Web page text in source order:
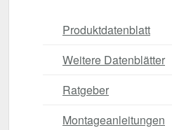
Produktdatenblatt
Weitere Datenblätter
Ratgeber
Montageanleitungen